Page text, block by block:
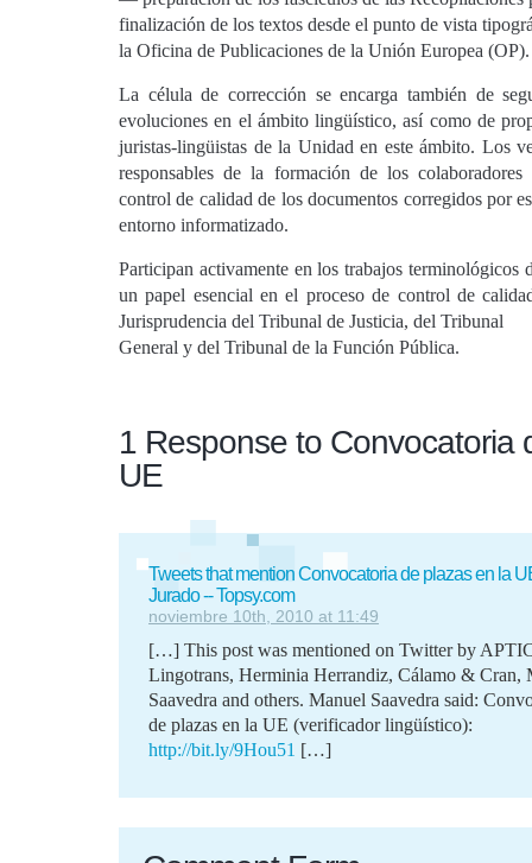
finalización de los textos desde el punto de vista
la Oficina de Publicaciones de la Unión Europea (OP).
La célula de corrección se encarga también de
evoluciones en el ámbito lingüístico, así como de
juristas-lingüistas de la Unidad en este ámbito. Los
responsables de la formación de los
control de calidad de los documentos corregidos por
entorno informatizado.
Participan activamente en los trabajos terminológicos
un papel esencial en el proceso de control de
Jurisprudencia del Tribunal de Justicia, del Tribunal
General y del Tribunal de la Función Pública.
1 Response to Convocatoria
UE
Tweets that mention Convocatoria de plazas en la
Jurado -- Topsy.com
noviembre 10th, 2010 at 11:49
[…] This post was mentioned on Twitter by
Lingotrans, Herminia Herrandiz, Cálamo & Cran,
Saavedra and others. Manuel Saavedra said:
de plazas en la UE (verificador lingüístico):
http://bit.ly/9Hou51 […]